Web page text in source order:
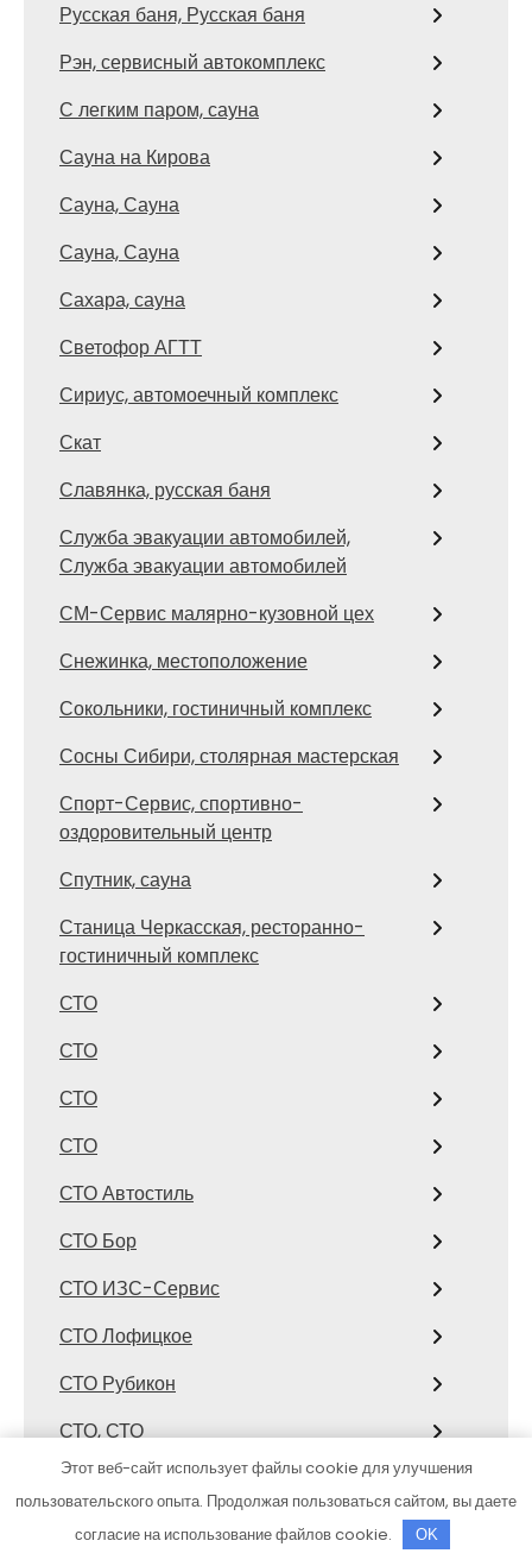
Русская баня, Русская баня
Рэн, сервисный автокомплекс
С легким паром, сауна
Сауна на Кирова
Сауна, Сауна
Сауна, Сауна
Сахара, сауна
Светофор АГТТ
Сириус, автомоечный комплекс
Скат
Славянка, русская баня
Служба эвакуации автомобилей,
Служба эвакуации автомобилей
СМ-Сервис малярно-кузовной цех
Снежинка, местоположение
Сокольники, гостиничный комплекс
Сосны Сибири, столярная мастерская
Спорт-Сервис, спортивно-
оздоровительный центр
Спутник, сауна
Станица Черкасская, ресторанно-
гостиничный комплекс
СТО
СТО
СТО
СТО
СТО Автостиль
СТО Бор
СТО ИЗС-Сервис
СТО Лофицкое
СТО Рубикон
СТО, СТО
СТО, СТО
Страйк
Этот веб-сайт использует файлы cookie для улучшения
пользовательского опыта. Продолжая пользоваться сайтом, вы даете
согласие на использование файлов cookie.
OK